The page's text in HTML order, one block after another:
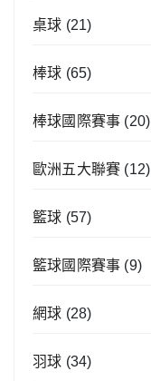
桌球 (21)
棒球 (65)
棒球國際賽事 (20)
歐洲五大聯賽 (12)
籃球 (57)
籃球國際賽事 (9)
網球 (28)
羽球 (34)